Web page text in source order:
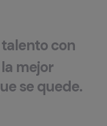
talentocon
la mejor
sequede.